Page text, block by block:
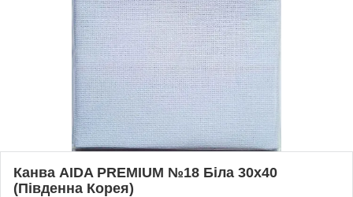
Канва AIDA PREMIUM №18 Біла 30х40
(Південна Корея)